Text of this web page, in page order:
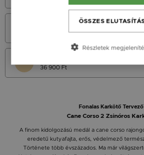
Sárga Arany 14K
36 900 Ft
Fonalas Karkötő Tervező
Cane Corso 2 Zsinóros
A finom kidolgozású medál a cane corso
eredetű kutyafajta, erős, védelmező
Története több évszázados. Ma már
ÖSSZES
Részletek